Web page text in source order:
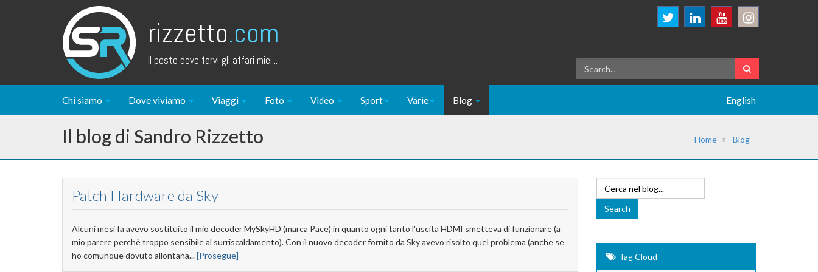
rizzetto.com
Il posto dove farvi gli affari miei...
Chi siamo Dove viviamo Viaggi Foto Video Sport Varie Blog English
Il blog di Sandro Rizzetto Home Blog
Patch Hardware da Sky
Alcuni mesi fa avevo sostituito il mio decoder MySkyHD (marca Pace) in quanto ogni tanto l'uscita HDMI smetteva di funzionare (a
mio parere perchè troppo sensibile al surriscaldamento). Con il nuovo decoder fornito da Sky avevo risolto quel problema (anche se
ho comunque dovuto allontana...[Prosegue] Tag Cloud